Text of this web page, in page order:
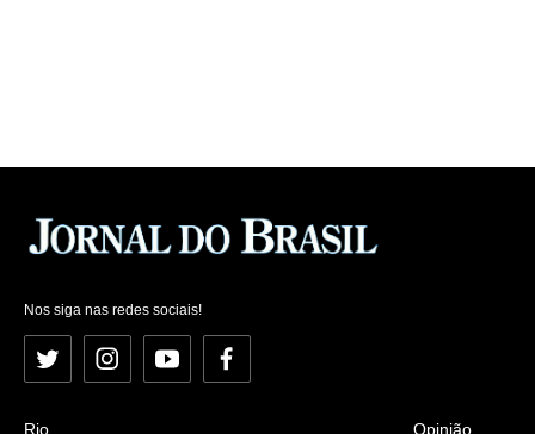
Nos siga nas redes sociais!
Twitter InstagramYouTubeFacebook
Rio
Opinião